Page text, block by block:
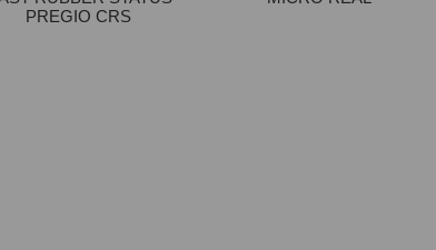
PREGIO CRS